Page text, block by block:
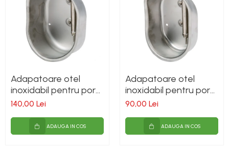
Adapatoare otel
inoxidabil pentru porci
de ingrasat
140,00 Lei
ADAUGA IN COS
Adapatoare otel
inoxidabil pentru porci
de sacrificat
90,00 Lei
ADAUGA IN COS